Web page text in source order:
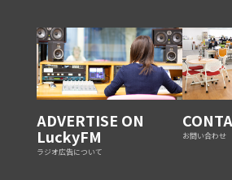
ADVERTISE ON
LuckyFM
ラジオ広告について
お問い合わせ